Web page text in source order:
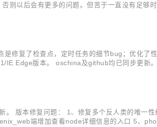
以后会有更多的问题。但苦于一直没有足够
修复了检查点，定时任务的细节bug；优化了
Edge版本。 oschina及github均已同步更新
版本修复问题： 1、修复多个反人类的唯一
端增加查看node详细信息的入口 5、